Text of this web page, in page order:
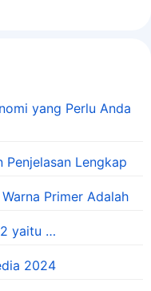
yang Perlu Anda
Penjelasan Lengkap
Primer Adalah
yaitu …
2024